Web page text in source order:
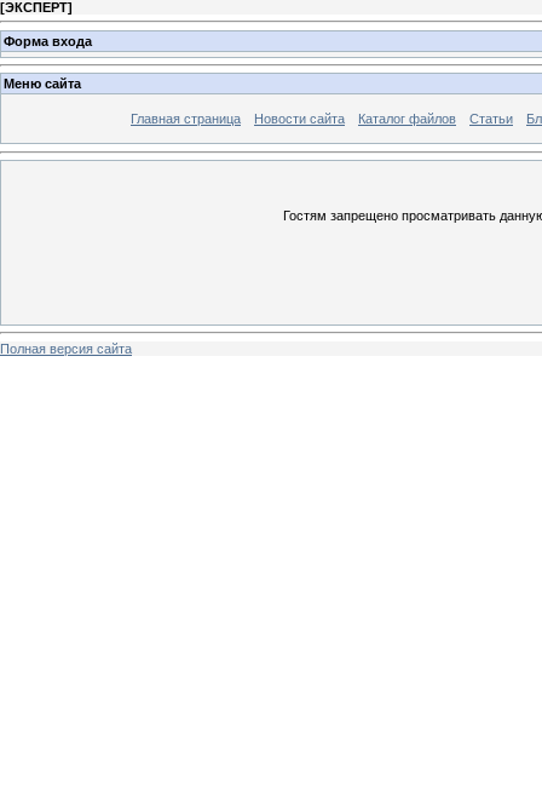
[ЭКСПЕРТ]
Форма входа
Меню сайта
Главная страница Новости сайта Каталог файлов Статьи
Гостям запрещено просматривать
Полная версия сайта